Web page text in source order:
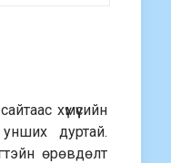
хүмүүсийн
дуртай.
өрөвдөлт